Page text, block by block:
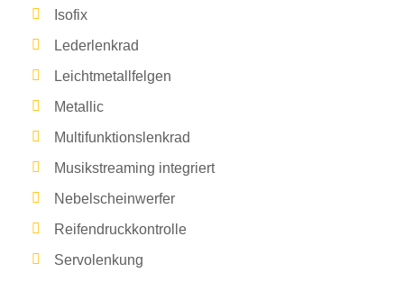
Isofix
Lederlenkrad
Leichtmetallfelgen
Metallic
Multifunktionslenkrad
Musikstreaming integriert
Nebelscheinwerfer
Reifendruckkontrolle
Servolenkung